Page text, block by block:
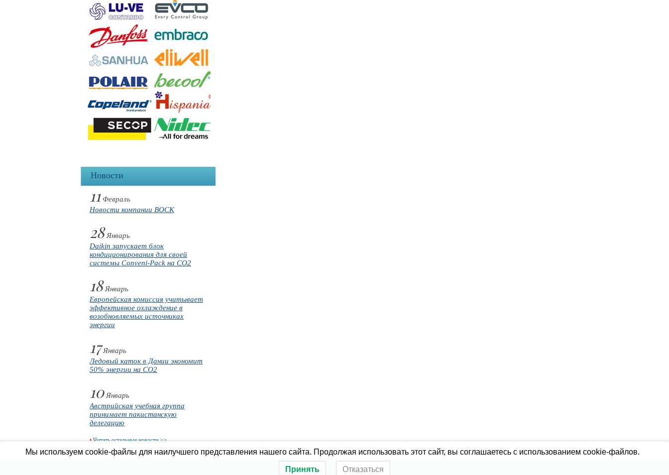
Новости
11 Февраль
Новости компании BOCK
28Январь
Daikin запускает блок
кондиционирования для своей
системы Conveni-Pack на CO2
18Январь
Европейская комиссия учитывает
эффективное охлаждение в
возобновляемых источниках
энергии
17Январь
Ледовый каток в Дании экономит
50% энергии на CO2
10Январь
Австрийская учебная группа
принимает пакистанскую
делегацию
• Читать остальные новости >>
Ремонт холодильного оборудования
Мы используем cookie-файлы для наилучшего представления нашего сайта. Продолжая использовать этот сайт, вы соглашаетесь с использованием cookie-файлов.
Принять Отказаться